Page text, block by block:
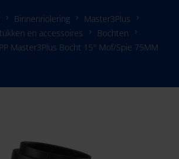
Binnenriolering
Master3Plus
en accessoires
Bochten
PP Master3Plus Bocht 15° Mof/Spie 75MM